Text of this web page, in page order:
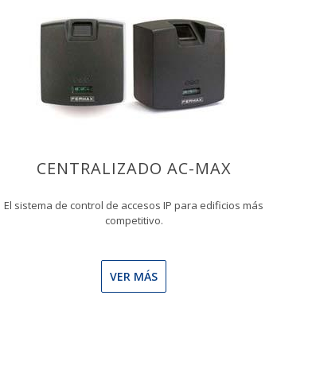
CENTRALIZADO AC-MAX
El sistema de control de accesos IP para edificios más
competitivo.
VER MÁS